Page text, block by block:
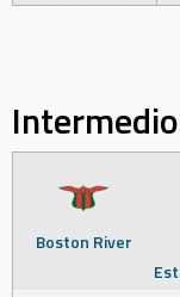
Boston River